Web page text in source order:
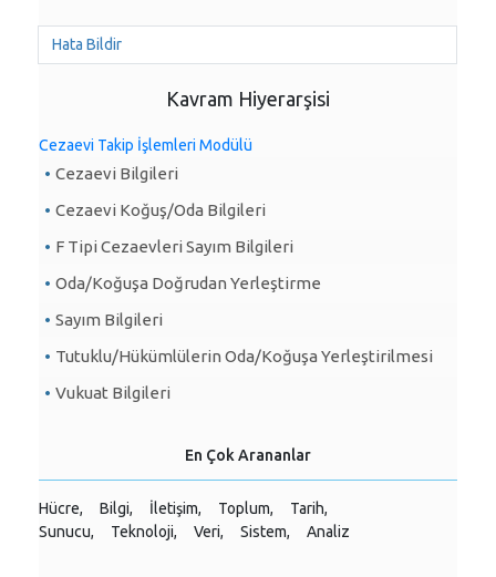
Hata Bildir
Kavram Hiyerarşisi
Cezaevi Takip İşlemleri Modülü
Cezaevi Bilgileri
Cezaevi Koğuş/Oda Bilgileri
F Tipi Cezaevleri Sayım Bilgileri
Oda/Koğuşa Doğrudan Yerleştirme
Sayım Bilgileri
Tutuklu/Hükümlülerin Oda/Koğuşa Yerleştirilmesi
Vukuat Bilgileri
En Çok Arananlar
Hücre, Bilgi, İletişim, Toplum,
Tarih,
Sunucu,
Teknoloji, Veri, Sistem, Analiz